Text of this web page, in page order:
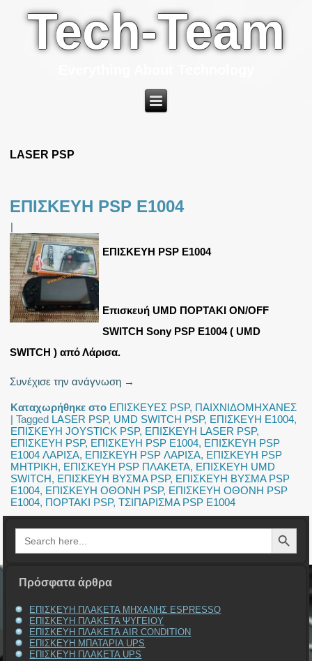
Tech-Team
LASER PSP
ΕΠΙΣΚΕΥΗ PSP E1004
|
ΕΠΙΣΚΕΥΗ PSP E1004
Επισκευή UMD ΠΟΡΤΑΚΙ ON/OFF
SWITCH Sony PSP E1004 ( UMD
SWITCH ) από Λάρισα.
Συνέχισε την ανάγνωση →
Καταχωρήθηκε στο ΕΠΙΣΚΕΥΕΣ PSP, ΠΑΙΧΝΙΔΟΜΗΧΑΝΕΣ
|Tagged LASER PSP, UMD SWITCH PSP, ΕΠΙΣΚΕΥΗ E1004,
ΕΠΙΣΚΕΥΗ JOYSTICK PSP, ΕΠΙΣΚΕΥΗ LASER PSP,
ΕΠΙΣΚΕΥΗ PSP, ΕΠΙΣΚΕΥΗ PSP E1004, ΕΠΙΣΚΕΥΗ PSP
E1004 ΛΑΡΙΣΑ, ΕΠΙΣΚΕΥΗ PSP ΛΑΡΙΣΑ, ΕΠΙΣΚΕΥΗ PSP
ΜΗΤΡΙΚΗ, ΕΠΙΣΚΕΥΗ PSP ΠΛΑΚΕΤΑ, ΕΠΙΣΚΕΥΗ UMD
SWITCH, ΕΠΙΣΚΕΥΗ ΒΥΣΜΑ PSP, ΕΠΙΣΚΕΥΗ ΒΥΣΜΑ PSP
E1004, ΕΠΙΣΚΕΥΗ ΟΘΟΝΗ PSP, ΕΠΙΣΚΕΥΗ ΟΘΟΝΗ PSP
E1004, ΠΟΡΤΑΚΙ PSP,ΤΣΙΠΑΡΙΣΜΑ PSP E1004
Search
for:
Search Button
Πρόσφατα άρθρα
ΕΠΙΣΚΕΥΗ ΠΛΑΚΕΤΑ ΜΗΧΑΝΗΣ ESPRESSO
ΕΠΙΣΚΕΥΗ ΠΛΑΚΕΤΑ ΨΥΓΕΙΟΥ
ΕΠΙΣΚΕΥΗ ΠΛΑΚΕΤΑ AIR CONDITION
ΕΠΙΣΚΕΥΗ ΜΠΑΤΑΡΙΑ UPS
ΕΠΙΣΚΕΥΗ ΠΛΑΚΕΤΑ UPS